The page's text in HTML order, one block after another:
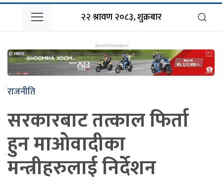
२२ श्रावण २०८३, शुक्रबार
राजनीति
सरकारबाट तत्काल फिर्ता
हुन माओवादीका
मन्त्रीहरुलाई निर्देशन